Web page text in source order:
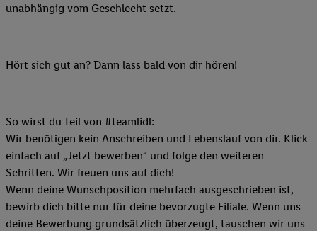
unabhängig vom Geschlecht setzt.
Hört sich gut an? Dann lass bald von dir hören!
So wirst du Teil von #teamlidl:
Wir benötigen kein Anschreiben und Lebenslauf von dir. Klick
einfach auf „Jetzt bewerben“ und folge den weiteren
Schritten. Wir freuen uns auf dich!
Wenn deine Wunschposition mehrfach ausgeschrieben ist,
bewirb dich bitte nur für deine bevorzugte Filiale. Wenn uns
deine Bewerbung grundsätzlich überzeugt, tauschen wir uns